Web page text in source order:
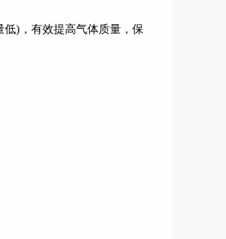
低)，有效提高气体质量，保